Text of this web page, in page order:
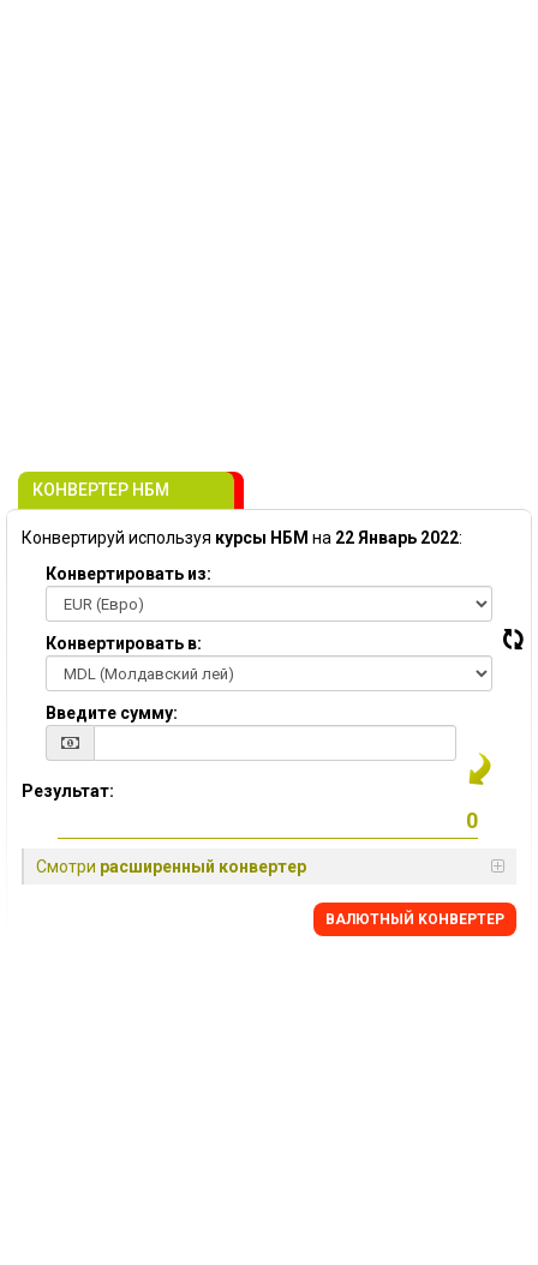
КОНВЕРТЕР НБМ
Конвертируй используя курсы НБМ на 22 Январь 2022:
Конвертировать из:
Конвертировать в:
Введите сумму:
Результат:
Смотри расширенный конвертер
BАЛЮТНЫЙ KОНВЕРТЕР